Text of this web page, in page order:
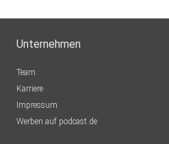
Unternehmen
Team
Karriere
Impressum
Werben auf podcast.de